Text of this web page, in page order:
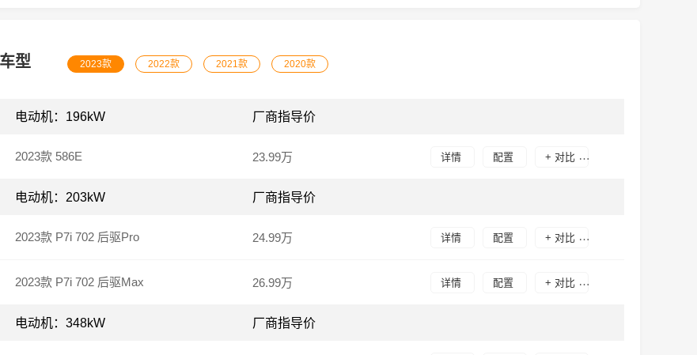
车型 2023款 2022款 2021款 2020款
电动机：196kW 厂商指导价
2023款 586E 23.99万 详情 配置 + 对比
电动机：203kW 厂商指导价
2023款 P7i 702 后驱Pro 24.99万 详情 配置 + 对比
2023款 P7i 702 后驱Max 26.99万 详情 配置 + 对比
电动机：348kW 厂商指导价